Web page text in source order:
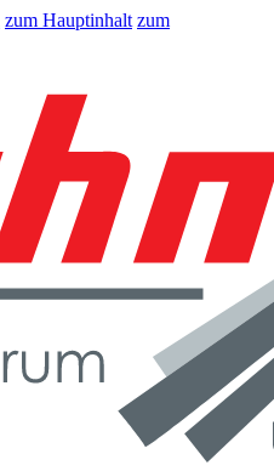
zum Hauptinhalt zum